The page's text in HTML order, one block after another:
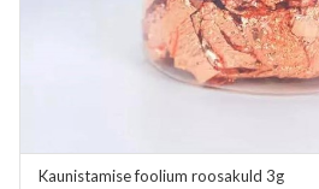
ADD TO CART
Kaunistamise foolium roosakuld 3g